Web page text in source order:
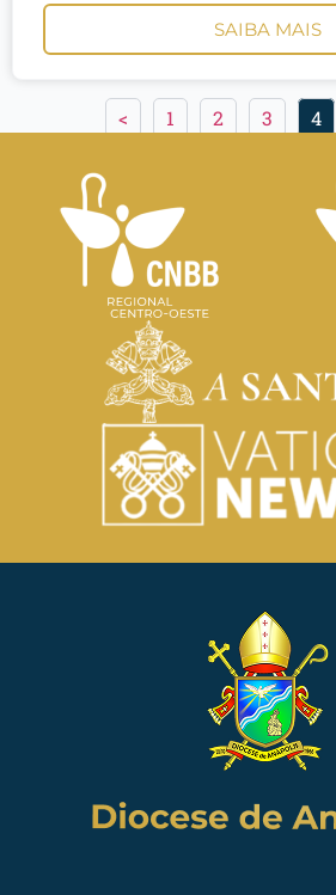
SAIBA MAIS
< 1 2 3 4